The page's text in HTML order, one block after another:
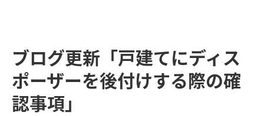
ブログ更新「戸建てにディス
ポーザーを後付けする際の確
認事項」